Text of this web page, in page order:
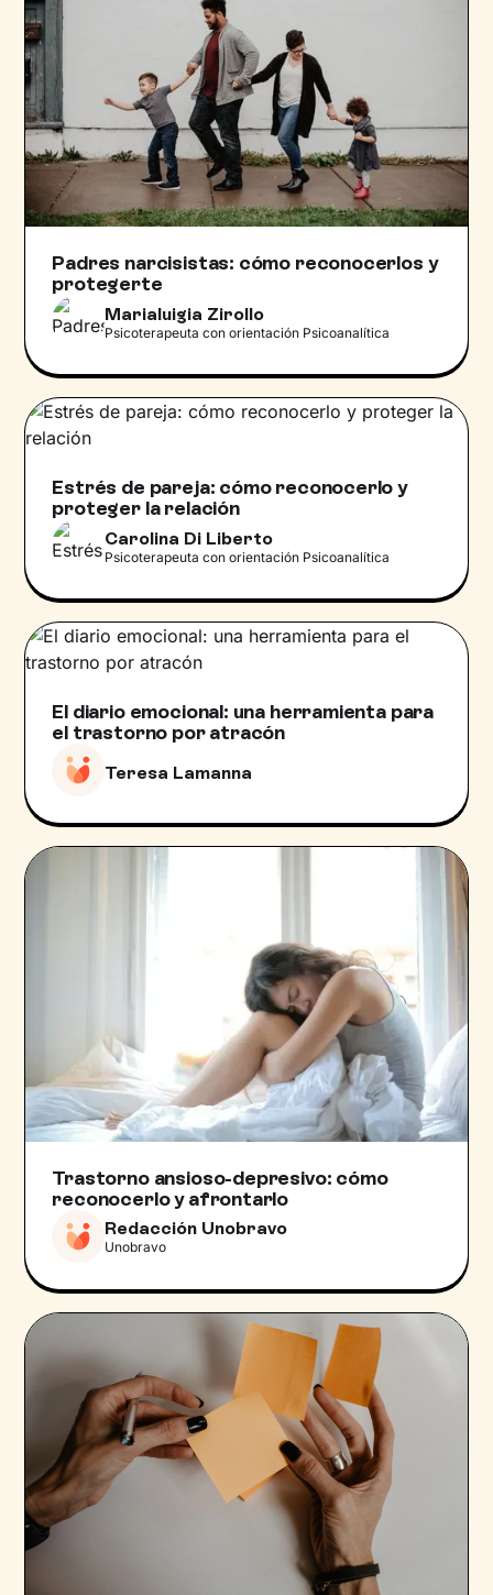
Padres narcisistas: cómo reconocerlos y
protegerte
Marialuigia Zirollo
Psicoterapeuta con orientación Psicoanalítica
Estrés de pareja: cómo reconocerlo y
proteger la relación
Carolina Di Liberto
Psicoterapeuta con orientación Psicoanalítica
El diario emocional: una herramienta para
el trastorno por atracón
Teresa Lamanna
Trastorno ansioso-depresivo: cómo
reconocerlo y afrontarlo
Redacción Unobravo
Unobravo